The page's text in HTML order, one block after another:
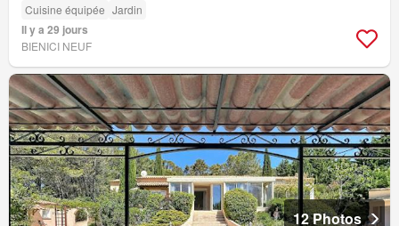
Cuisine équipée Jardin
Il y a 29 jours
BIENICI NEUF
12 Photos